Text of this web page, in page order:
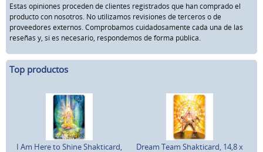
Estas opiniones proceden de clientes registrados que han comprado el
producto con nosotros. No utilizamos revisiones de terceros o de
proveedores externos. Comprobamos cuidadosamente cada una de las
reseñas y, si es necesario, respondemos de forma pública.
Top productos
I Am Here to Shine Shakticard,
Dream Team Shakticard, 14,8 x